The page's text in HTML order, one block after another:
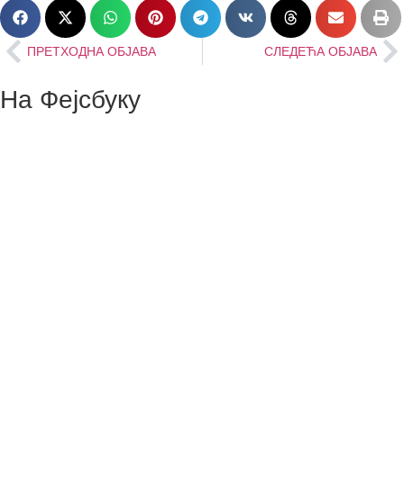
ПРЕТХОДНА ОБЈАВА СЛЕДЕЋА ОБЈАВА
На Фејсбуку